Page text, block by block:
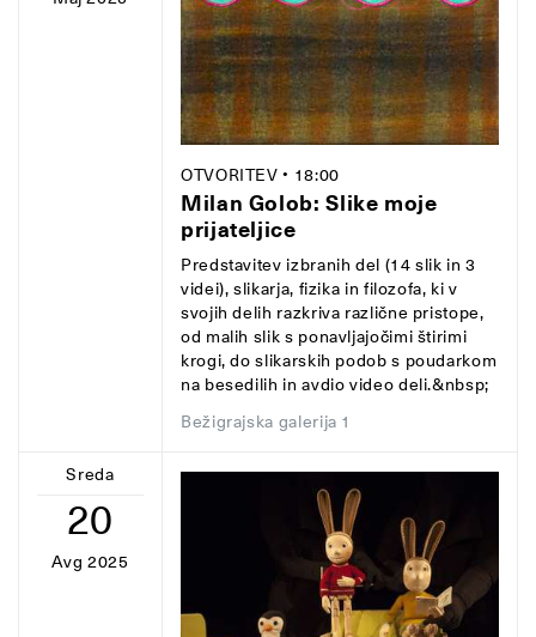
OTVORITEV • 18:00
Milan Golob: Slike moje
prijateljice
Predstavitev izbranih del (14 slik in 3
videi), slikarja, fizika in filozofa, ki v
svojih delih razkriva različne pristope,
od malih slik s ponavljajočimi štirimi
krogi, do slikarskih podob s poudarkom
na besedilih in avdio video deli.&nbsp;
Bežigrajska galerija 1
Sreda
20
Avg 2025